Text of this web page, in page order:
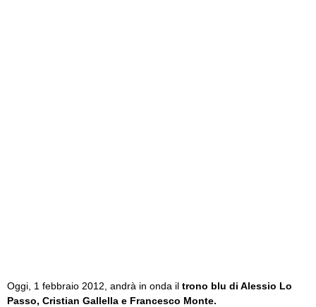
Oggi, 1 febbraio 2012, andrà in onda il trono blu di Alessio Lo
Passo, Cristian Gallella e Francesco Monte.